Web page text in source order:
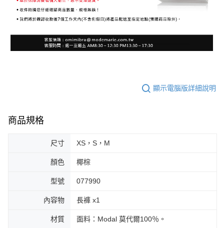
顯示電腦版詳細說明
商品規格
尺寸 XS，S，M
顏色 椰棕
型號 077990
內容物 長褲 x1
材質 面料：Modal 莫代爾100％。